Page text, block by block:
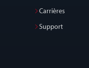
Carrières
Support